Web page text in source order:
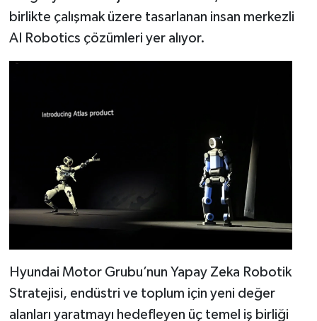
birlikte çalışmak üzere tasarlanan insan merkezli
AI Robotics çözümleri yer alıyor.
Hyundai Motor Grubu’nun Yapay Zeka Robotik
Stratejisi, endüstri ve toplum için yeni değer
alanları yaratmayı hedefleyen üç temel iş birliği